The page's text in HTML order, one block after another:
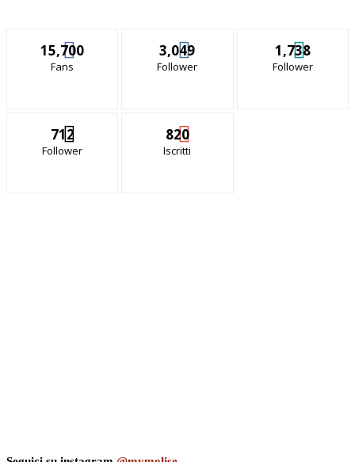
15,700
Fans
3,049
Follower
1,738
Follower
712
Follower
820
Iscritti